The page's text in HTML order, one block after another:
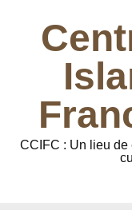
CCIFC : Un lieu de